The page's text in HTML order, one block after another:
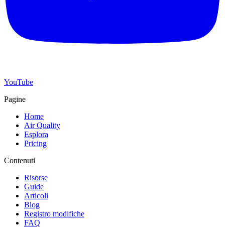
YouTube
Pagine
Home
Air Quality
Esplora
Pricing
Contenuti
Risorse
Guide
Articoli
Blog
Registro modifiche
FAQ